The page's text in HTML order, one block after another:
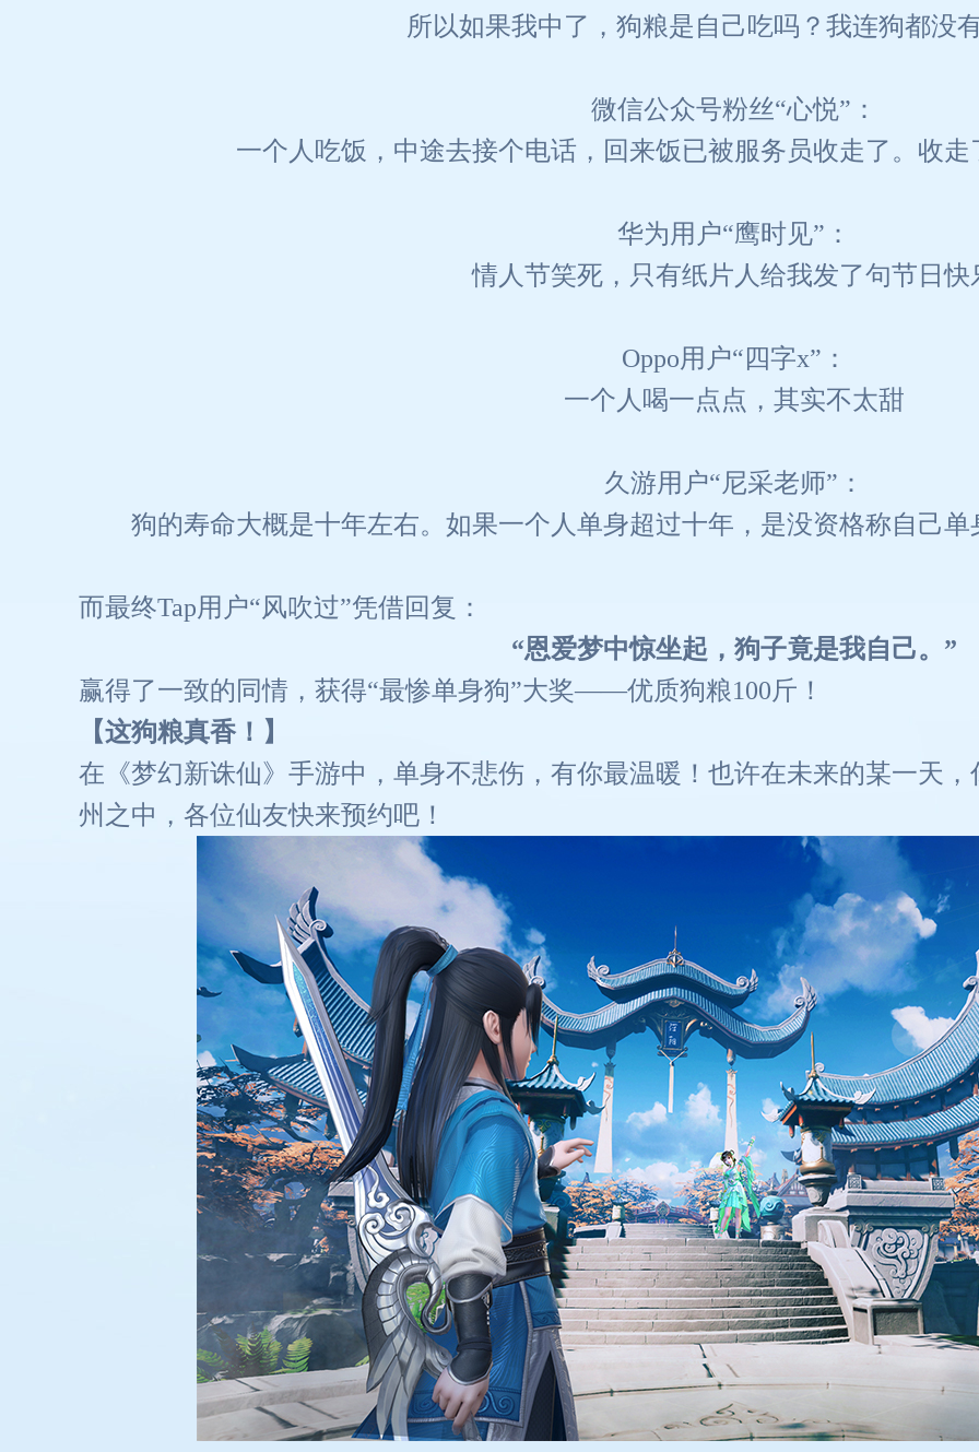
所以如果我中了，狗粮是自己吃吗？我连狗都没
微信公众号粉丝“心悦”：
一个人吃饭，中途去接个电话，回来饭已被服务员收走了。收走
华为用户“鹰时见”：
情人节笑死，只有纸片人给我发了句节日快
Oppo用户“四字x”：
一个人喝一点点，其实不太甜
久游用户“尼采老师”：
狗的寿命大概是十年左右。如果一个人单身超过十年，是没资格称自己单
而最终Tap用户“风吹过”凭借回复：
“恩爱梦中惊坐起，狗子竟是我自己。”
赢得了一致的同情，获得“最惨单身狗”大奖——优质狗粮100斤！
【这狗粮真香！】
在《梦幻新诛仙》手游中，单身不悲伤，有你最温暖！也许在未来的某一天
州之中，各位仙友快来预约吧！